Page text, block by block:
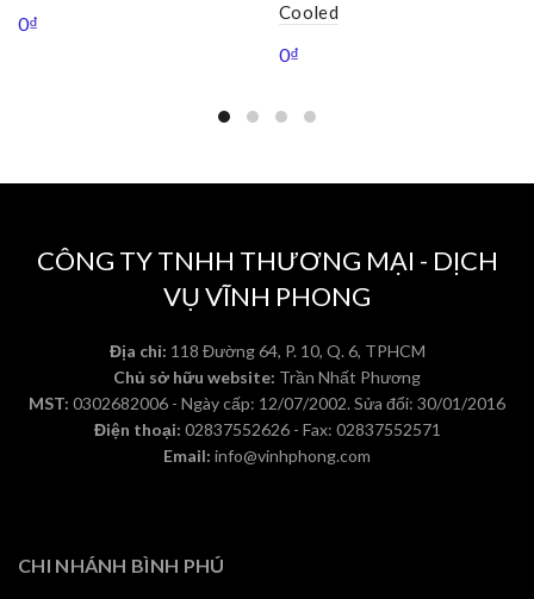
0₫
Cooled
0₫
CÔNG TY TNHH THƯƠNG MẠI - DỊCH
VỤ VĨNH PHONG
Địa chỉ: 118 Đường 64, P. 10, Q. 6, TPHCM
Chủ sở hữu website: Trần Nhất Phương
MST: 0302682006 - Ngày cấp: 12/07/2002. Sửa đổi: 30/01/2016
Điện thoại: 02837552626 - Fax: 02837552571
Email: info@vinhphong.com
CHI NHÁNH BÌNH PHÚ